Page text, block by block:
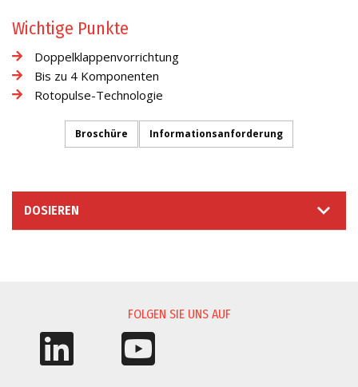
Wichtige Punkte
Doppelklappenvorrichtung
Bis zu 4 Komponenten
Rotopulse-Technologie
Broschüre Informationsanforderung
DOSIEREN
FOLGEN SIE UNS AUF